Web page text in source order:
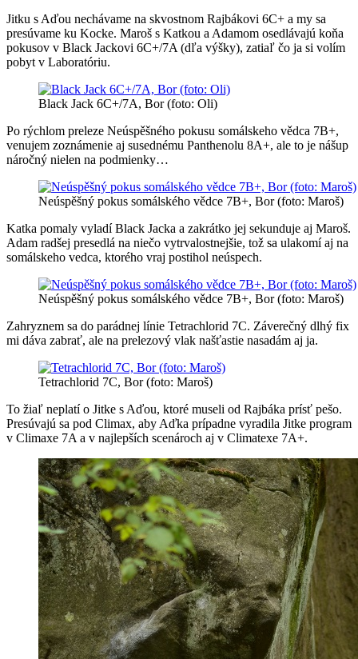
Jitku s Aďou nechávame na skvostnom Rajbákovi 6C+ a my sa
presúvame ku Kocke. Maroš s Katkou a Adamom osedlávajú koňa
pokusov v Black Jackovi 6C+/7A (dľa výšky), zatiaľ čo ja si volím
pobyt v Laboratóriu.
Black Jack 6C+/7A, Bor (foto: Oli)
Po rýchlom preleze Neúspěšného pokusu somálskeho vědca 7B+,
venujem zoznámenie aj susednému Panthenolu 8A+, ale to je nášup
náročný nielen na podmienky…
Neúspěšný pokus somálského vědce 7B+, Bor (foto: Maroš)
Katka pomaly vyladí Black Jacka a zakrátko jej sekunduje aj Maroš.
Adam radšej presedlá na niečo vytrvalostnejšie, tož sa ulakomí aj na
somálskeho vedca, ktorého vraj postihol neúspech.
Neúspěšný pokus somálského vědce 7B+, Bor (foto: Maroš)
Zahryznem sa do parádnej línie Tetrachlorid 7C. Záverečný dlhý fix
mi dáva zabrať, ale na prelezový vlak našťastie nasadám aj ja.
Tetrachlorid 7C, Bor (foto: Maroš)
To žiaľ neplatí o Jitke s Aďou, ktoré museli od Rajbáka prísť pešo.
Presúvajú sa pod Climax, aby Aďka prípadne vyradila Jitke program
v Climaxe 7A a v najlepších scenároch aj v Climatexe 7A+.